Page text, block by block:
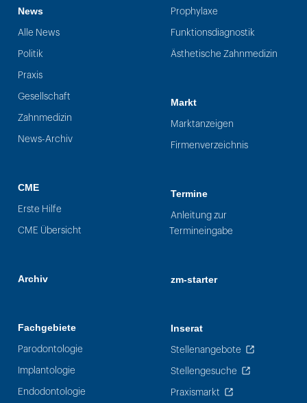
News
Alle News
Politik
Praxis
Gesellschaft
Zahnmedizin
News-Archiv
CME
Erste Hilfe
CME Übersicht
Archiv
Fachgebiete
Parodontologie
Implantologie
Endodontologie
Prophylaxe
Funktionsdiagnostik
Ästhetische Zahnmedizin
Markt
Marktanzeigen
Firmenverzeichnis
Termine
Anleitung zur
Termineingabe
zm-starter
Inserat
Stellenangebote
Stellengesuche
Praxismarkt